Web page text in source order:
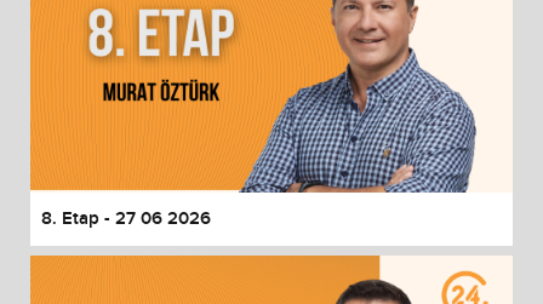
8. Etap - 27 06 2026